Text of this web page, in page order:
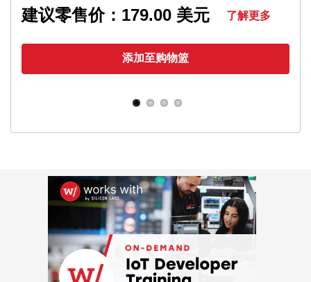
个分段
键盘扫描仪支持高达 6 x 8 矩阵
(KEYSCAN)
芯片温度传感器
Amazon Sidewalk
-108.6 dBm 灵敏度（在 50 kbps、915
MHz 2GFSK 条件下）
宽工作范围
1.71 - 3.8 V 单电源
-40 至 +125 摄氏度
建议零售价：179.00 美元
添加至购物篮
了解更多